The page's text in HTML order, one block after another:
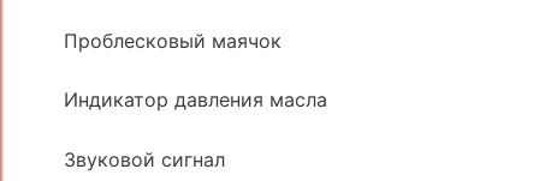
Проблесковый маячок
Индикатор давления масла
Звуковой сигнал